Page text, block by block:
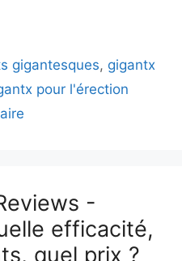
gigantesques, gigantx
pour l'érection
-
efficacité,
quel prix ?